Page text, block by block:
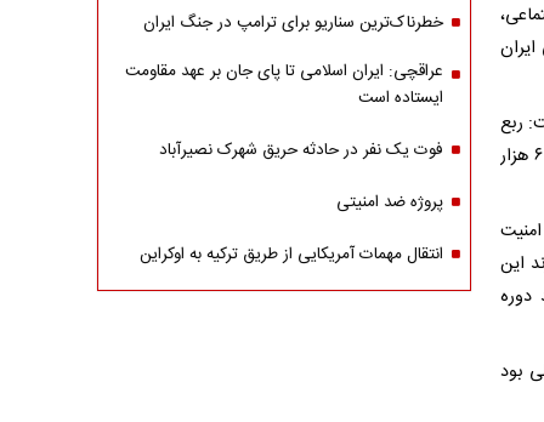
ربع
رشیدی که حدود ۷۵۰ سال قبل یک مجتمع بزرگ دانشگاهی بود و چهار دانشکده با ۶ هزار
این
دوره
بود
خطرناک‌ترین سناریو برای ترامپ در جنگ ایران
عراقچی: ایران اسلامی تا پای جان بر عهد مقاومت
ایستاده است
فوت یک نفر در حادثه حریق شهرک نصیرآباد
پروژه ضد امنیتی
انتقال مهمات آمریکایی از طریق ترکیه به اوکراین